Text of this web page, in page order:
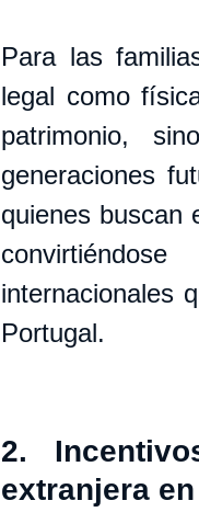
Para las
legal como
patrimonio,
generaciones
quienes buscan
internacionales
Portugal.
2.
extranjera